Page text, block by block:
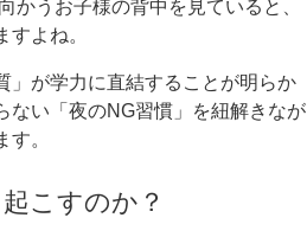
うお子様の背中を見ていると、
よね。
」が学力に直結することが明らか
ない「夜のNG習慣」を紐解きなが
。
こすのか？